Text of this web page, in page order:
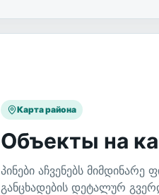
Карта района
Объекты на
პინები აჩვენებს
განცხადების დეტალურ